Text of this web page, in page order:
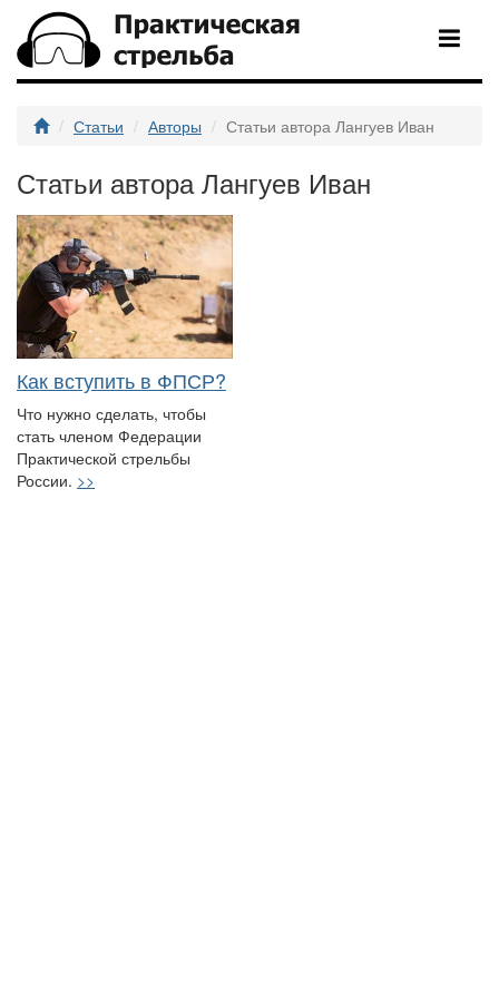
Статьи Авторы Статьи автора Лангуев Иван
Статьи автора Лангуев Иван
Как вступить в ФПСР?
Что нужно сделать, чтобы
стать членом Федерации
Практической стрельбы
России. >>